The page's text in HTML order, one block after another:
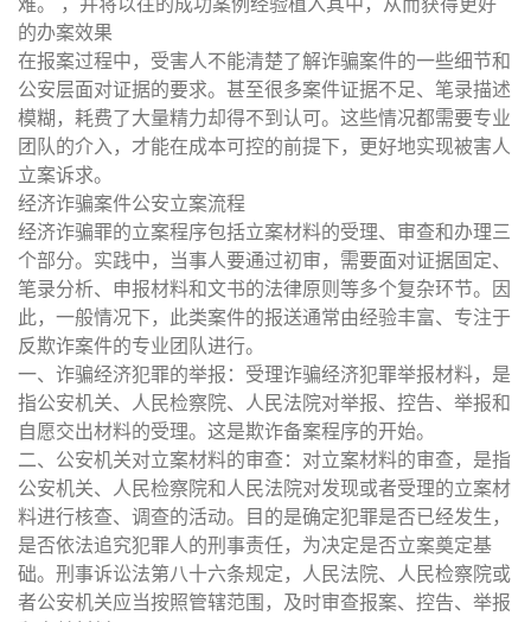
的办案效果
在报案过程中，受害人不能清楚了解诈骗案件的一些细节和
公安层面对证据的要求。甚至很多案件证据不足、笔录描述
模糊，耗费了大量精力却得不到认可。这些情况都需要专业
团队的介入，才能在成本可控的前提下，更好地实现被害人
立案诉求。
经济诈骗案件公安立案流程
经济诈骗罪的立案程序包括立案材料的受理、审查和办理三
个部分。实践中，当事人要通过初审，需要面对证据固定、
笔录分析、申报材料和文书的法律原则等多个复杂环节。因
此，一般情况下，此类案件的报送通常由经验丰富、专注于
反欺诈案件的专业团队进行。
一、诈骗经济犯罪的举报：受理诈骗经济犯罪举报材料，是
指公安机关、人民检察院、人民法院对举报、控告、举报和
自愿交出材料的受理。这是欺诈备案程序的开始。
二、公安机关对立案材料的审查：对立案材料的审查，是指
公安机关、人民检察院和人民法院对发现或者受理的立案材
料进行核查、调查的活动。目的是确定犯罪是否已经发生，
是否依法追究犯罪人的刑事责任，为决定是否立案奠定基
础。刑事诉讼法第八十六条规定，人民法院、人民检察院或
者公安机关应当按照管辖范围，及时审查报案、控告、举报